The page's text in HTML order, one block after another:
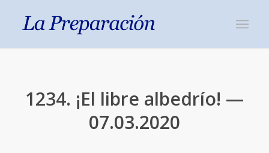
1234. ¡El libre albedrío! —
07.03.2020